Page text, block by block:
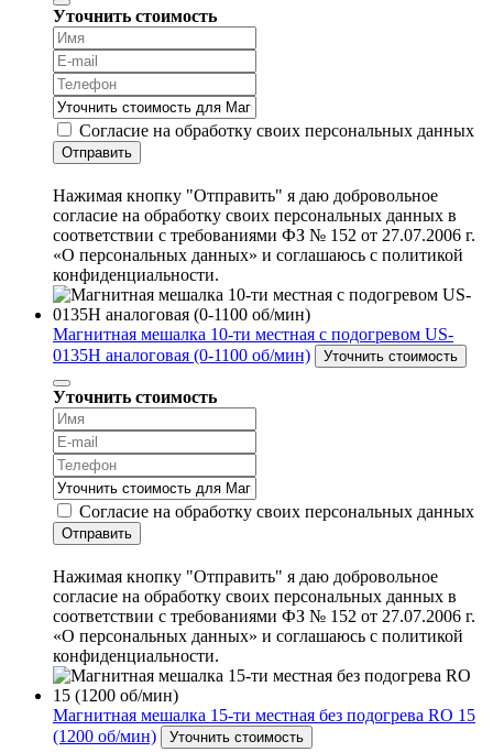
Уточнить стоимость
Согласие на обработку своих персональных данных
Отправить
Нажимая кнопку "Отправить" я даю добровольное
согласие на обработку своих персональных данных в
соответствии с требованиями ФЗ № 152 от 27.07.2006 г.
«О персональных данных» и соглашаюсь с политикой
конфиденциальности.
Магнитная мешалка 10-ти местная с подогревом US-
0135H аналоговая (0-1100 об/мин)
Уточнить стоимость
Уточнить стоимость
Согласие на обработку своих персональных данных
Отправить
Нажимая кнопку "Отправить" я даю добровольное
согласие на обработку своих персональных данных в
соответствии с требованиями ФЗ № 152 от 27.07.2006 г.
«О персональных данных» и соглашаюсь с политикой
конфиденциальности.
Магнитная мешалка 15-ти местная без подогрева RO 15
(1200 об/мин)
Уточнить стоимость